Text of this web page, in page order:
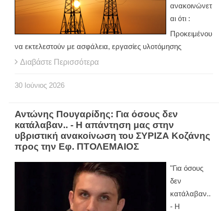
ανακοινώνετ
αι ότι :
Προκειμένου
να εκτελεστούν με ασφάλεια, εργασίες υλοτόμησης
Διαβάστε Περισσότερα
30 Ιούνιος 2026
Αντώνης Πουγαρίδης: Για όσους δεν
κατάλαβαν.. - Η απάντηση μας στην
υβριστική ανακοίνωση του ΣΥΡΙΖΑ Κοζάνης
προς την Εφ. ΠΤΟΛΕΜΑΙΟΣ
"Για όσους
δεν
κατάλαβαν..
- Η